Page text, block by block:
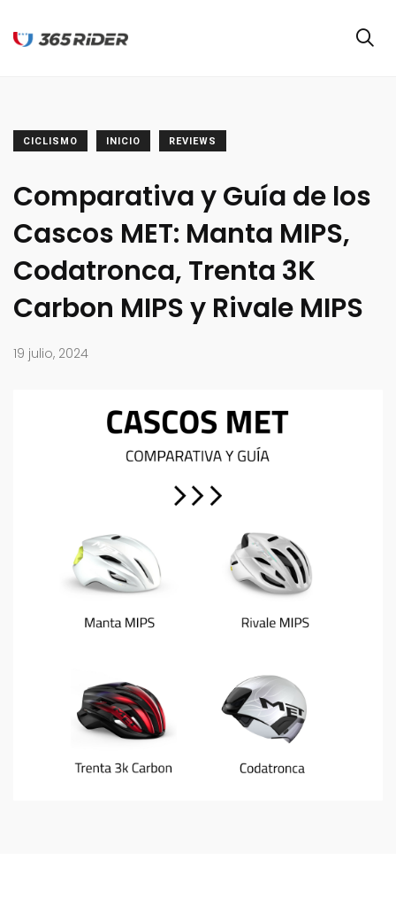
CICLISMO INICIO REVIEWS
Comparativa y Guía de los
Cascos MET: Manta MIPS,
Codatronca, Trenta 3K
Carbon MIPS y Rivale MIPS
19 julio, 2024